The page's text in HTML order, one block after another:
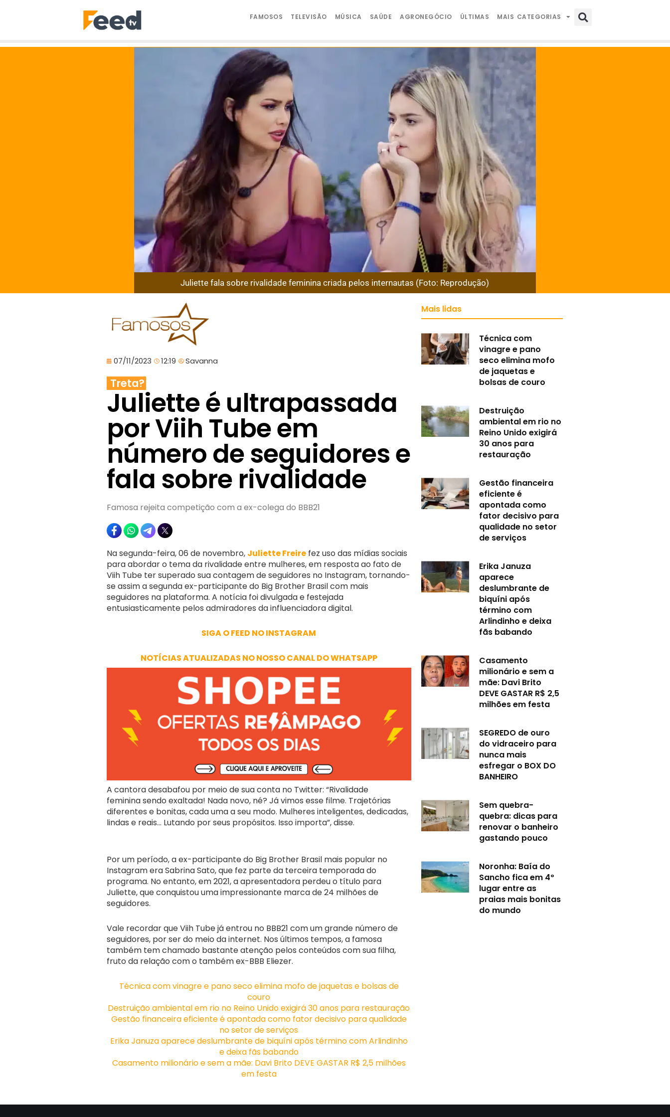
FAMOSOS TELEVISÃO MÚSICA SAÚDE AGRONEGÓCIO ÚLTIMAS MAIS CATEGORIAS
Juliette fala sobre rivalidade feminina criada pelos internautas (Foto: Reprodução)
07/11/2023 12:19 Savanna
Treta?
Juliette é ultrapassada
por Viih Tube em
número de seguidores e
fala sobre rivalidade
Famosa rejeita competição com a ex-colega do BBB21
Na segunda-feira, 06 de novembro, Juliette Freire fez uso das mídias sociais
para abordar o tema da rivalidade entre mulheres, em resposta ao fato de
Viih Tube ter superado sua contagem de seguidores no Instagram, tornando-
se assim a segunda ex-participante do Big Brother Brasil com mais
seguidores na plataforma. A notícia foi divulgada e festejada
entusiasticamente pelos admiradores da influenciadora digital.
SIGA O FEED NO INSTAGRAM
NOTÍCIAS ATUALIZADAS NO NOSSO CANAL DO WHATSAPP
A cantora desabafou por meio de sua conta no Twitter: “Rivalidade
feminina sendo exaltada! Nada novo, né? Já vimos esse filme. Trajetórias
diferentes e bonitas, cada uma a seu modo. Mulheres inteligentes, dedicadas,
lindas e reais… Lutando por seus propósitos. Isso importa”, disse.
Por um período, a ex-participante do Big Brother Brasil mais popular no
Instagram era Sabrina Sato, que fez parte da terceira temporada do
programa. No entanto, em 2021, a apresentadora perdeu o título para
Juliette, que conquistou uma impressionante marca de 24 milhões de
seguidores.
Vale recordar que Viih Tube já entrou no BBB21 com um grande número de
seguidores, por ser do meio da internet. Nos últimos tempos, a famosa
também tem chamado bastante atenção pelos conteúdos com sua filha,
fruto da relação com o também ex-BBB Eliezer.
Técnica com vinagre e pano seco elimina mofo de jaquetas e bolsas de
couro
Destruição ambiental em rio no Reino Unido exigirá 30 anos para restauração
Gestão financeira eficiente é apontada como fator decisivo para qualidade
no setor de serviços
Erika Januza aparece deslumbrante de biquíni após término com Arlindinho
e deixa fãs babando
Casamento milionário e sem a mãe: Davi Brito DEVE GASTAR R$ 2,5 milhões
em festa
Mais lidas
Técnica com
vinagre e pano
seco elimina mofo
de jaquetas e
bolsas de couro
Destruição
ambiental em rio no
Reino Unido exigirá
30 anos para
restauração
Gestão financeira
eficiente é
apontada como
fator decisivo para
qualidade no setor
de serviços
Erika Januza
aparece
deslumbrante de
biquíni após
término com
Arlindinho e deixa
fãs babando
Casamento
milionário e sem a
mãe: Davi Brito
DEVE GASTAR R$ 2,5
milhões em festa
SEGREDO de ouro
do vidraceiro para
nunca mais
esfregar o BOX DO
BANHEIRO
Sem quebra-
quebra: dicas para
renovar o banheiro
gastando pouco
Noronha: Baía do
Sancho fica em 4º
lugar entre as
praias mais bonitas
do mundo